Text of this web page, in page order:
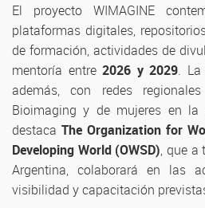
El proyecto WIMAGINE
plataformas digitales,
de formación, actividades de
mentoría entre2026 y 2029. La
además, con redes
Bioimaging y de mujeres en la
destaca The Organization for
Developing World (OWSD), que a
Argentina, colaborará en las
visibilidad y capacitación